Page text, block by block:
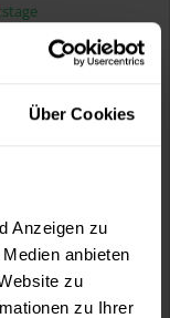
Über Cookies
Anzeigen zu
anbieten
zu
zu Ihrer